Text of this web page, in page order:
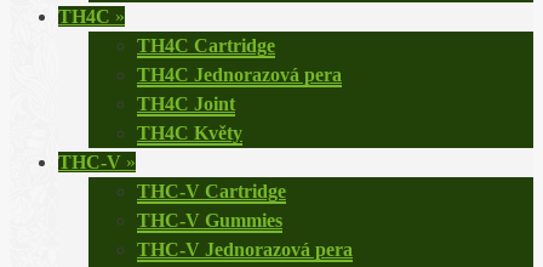
TH4C »
TH4C Cartridge
TH4C Jednorazová pera
TH4C Joint
TH4C Květy
THC-V »
THC-V Cartridge
THC-V Gummies
THC-V Jednorazová pera